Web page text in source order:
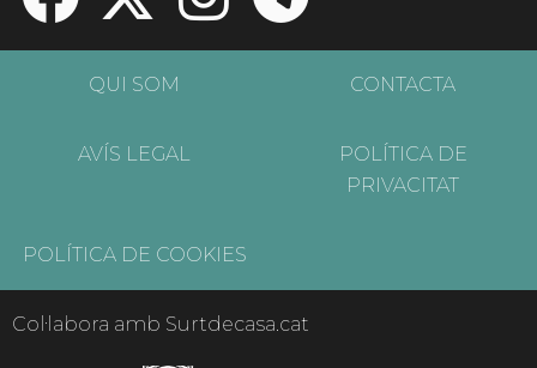
QUI SOM CONTACTA
AVÍS LEGAL
POLÍTICA DE
PRIVACITAT
POLÍTICA DE COOKIES
Col·labora amb Surtdecasa.cat